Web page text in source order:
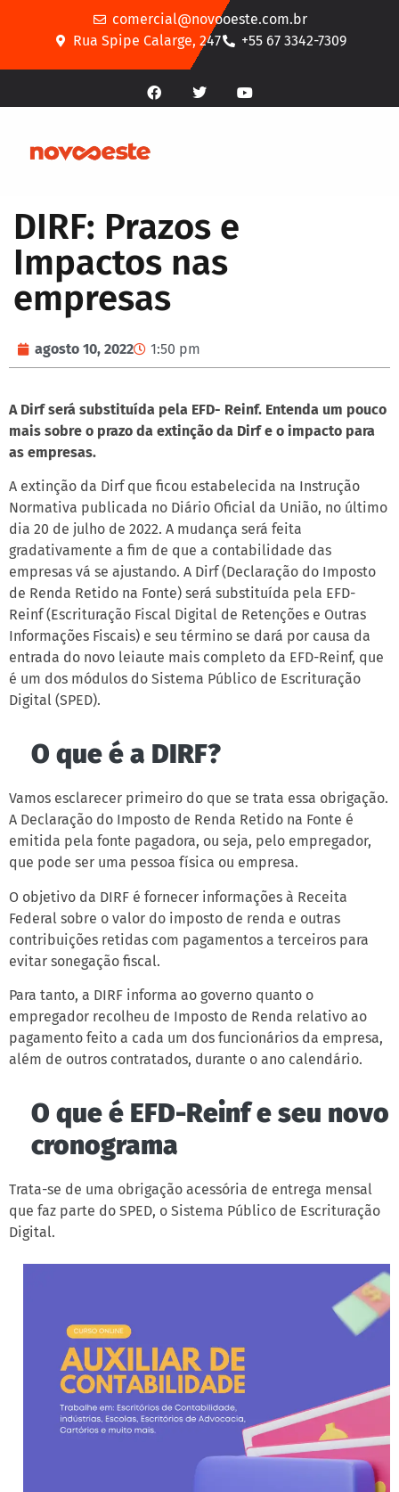
comercial@novooeste.com.br
Rua Spipe Calarge, 247
+55 67 3342-7309
DIRF: Prazos e
Impactos nas
empresas
agosto 10, 2022 1:50 pm
A Dirf será substituída pela EFD- Reinf. Entenda um pouco
mais sobre o prazo da extinção da Dirf e o impacto para
as empresas.
A extinção da Dirf que ficou estabelecida na Instrução
Normativa publicada no Diário Oficial da União, no último
dia 20 de julho de 2022. A mudança será feita
gradativamente a fim de que a contabilidade das
empresas vá se ajustando. A Dirf (Declaração do Imposto
de Renda Retido na Fonte) será substituída pela EFD-
Reinf (Escrituração Fiscal Digital de Retenções e Outras
Informações Fiscais) e seu término se dará por causa da
entrada do novo leiaute mais completo da EFD-Reinf, que
é um dos módulos do Sistema Público de Escrituração
Digital (SPED).
O que é a DIRF?
Vamos esclarecer primeiro do que se trata essa obrigação.
A Declaração do Imposto de Renda Retido na Fonte é
emitida pela fonte pagadora, ou seja, pelo empregador,
que pode ser uma pessoa física ou empresa.
O objetivo da DIRF é fornecer informações à Receita
Federal sobre o valor do imposto de renda e outras
contribuições retidas com pagamentos a terceiros para
evitar sonegação fiscal.
Para tanto, a DIRF informa ao governo quanto o
empregador recolheu de Imposto de Renda relativo ao
pagamento feito a cada um dos funcionários da empresa,
além de outros contratados, durante o ano calendário.
O que é EFD-Reinf e seu novo
cronograma
Trata-se de uma obrigação acessória de entrega mensal
que faz parte do SPED, o Sistema Público de Escrituração
Digital.